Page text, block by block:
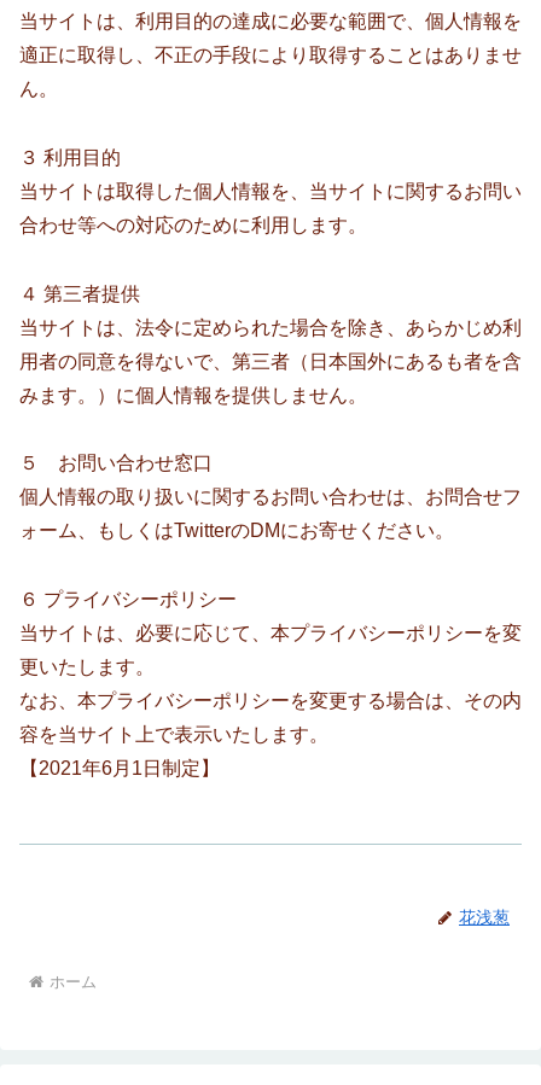
当サイトは、利用目的の達成に必要な範囲で、個人情報を
適正に取得し、不正の手段により取得することはありませ
ん。
３ 利用目的
当サイトは取得した個人情報を、当サイトに関するお問い
合わせ等への対応のために利用します。
４ 第三者提供
当サイトは、法令に定められた場合を除き、あらかじめ利
用者の同意を得ないで、第三者（日本国外にあるも者を含
みます。）に個人情報を提供しません。
５ お問い合わせ窓口
個人情報の取り扱いに関するお問い合わせは、お問合せフ
ォーム、もしくはTwitterのDMにお寄せください。
６ プライバシーポリシー
当サイトは、必要に応じて、本プライバシーポリシーを変
更いたします。
なお、本プライバシーポリシーを変更する場合は、その内
容を当サイト上で表示いたします。
【2021年6月1日制定】
花浅葱
ホーム